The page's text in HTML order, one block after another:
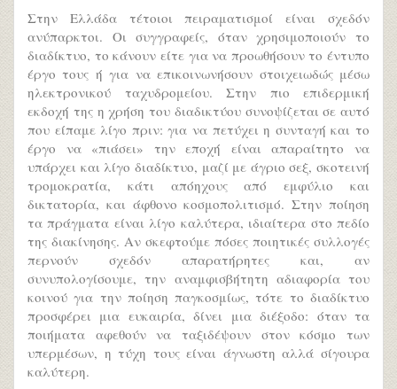
Στην Ελλάδα τέτοιοι πειραματισμοί είναι σχεδόν
ανύπαρκτοι. Οι συγγραφείς, όταν χρησιμοποιούν το
διαδίκτυο, το κάνουν είτε για να προωθήσουν το έντυπο
έργο τους ή για να επικοινωνήσουν στοιχειωδώς μέσω
ηλεκτρονικού ταχυδρομείου. Στην πιο επιδερμική
εκδοχή της η χρήση του διαδικτύου συνοψίζεται σε αυτό
που είπαμε λίγο πριν: για να πετύχει η συνταγή και το
έργο να «πιάσει» την εποχή είναι απαραίτητο να
υπάρχει και λίγο διαδίκτυο, μαζί με άγριο σεξ, σκοτεινή
τρομοκρατία, κάτι απόηχους από εμφύλιο και
δικτατορία, και άφθονο κοσμοπολιτισμό. Στην ποίηση
τα πράγματα είναι λίγο καλύτερα, ιδιαίτερα στο πεδίο
της διακίνησης. Αν σκεφτούμε πόσες ποιητικές συλλογές
περνούν σχεδόν απαρατήρητες και, αν
συνυπολογίσουμε, την αναμφισβήτητη αδιαφορία του
κοινού για την ποίηση παγκοσμίως, τότε το διαδίκτυο
προσφέρει μια ευκαιρία, δίνει μια διέξοδο: όταν τα
ποιήματα αφεθούν να ταξιδέψουν στον κόσμο των
υπερμέσων, η τύχη τους είναι άγνωστη αλλά σίγουρα
καλύτερη.